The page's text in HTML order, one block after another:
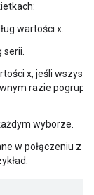
wartości x.
x, jeśli
razie
wyborze.
w połączeniu z